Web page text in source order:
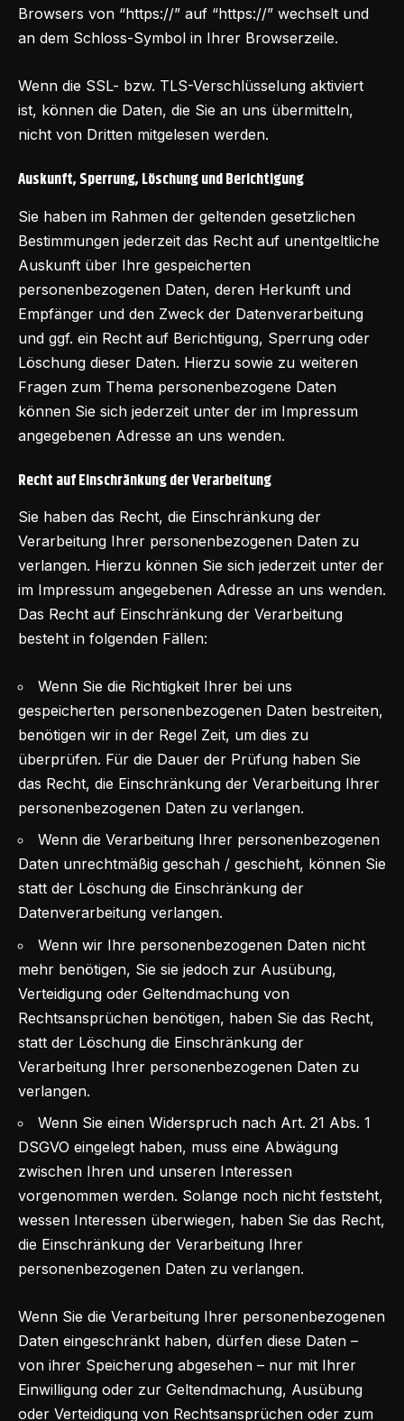
Browsers von “https://” auf “https://” wechselt und
an dem Schloss-Symbol in Ihrer Browserzeile.
Wenn die SSL- bzw. TLS-Verschlüsselung aktiviert
ist, können die Daten, die Sie an uns übermitteln,
nicht von Dritten mitgelesen werden.
Auskunft, Sperrung, Löschung und Berichtigung
Sie haben im Rahmen der geltenden gesetzlichen
Bestimmungen jederzeit das Recht auf unentgeltliche
Auskunft über Ihre gespeicherten
personenbezogenen Daten, deren Herkunft und
Empfänger und den Zweck der Datenverarbeitung
und ggf. ein Recht auf Berichtigung, Sperrung oder
Löschung dieser Daten. Hierzu sowie zu weiteren
Fragen zum Thema personenbezogene Daten
können Sie sich jederzeit unter der im Impressum
angegebenen Adresse an uns wenden.
Recht auf Einschränkung der Verarbeitung
Sie haben das Recht, die Einschränkung der
Verarbeitung Ihrer personenbezogenen Daten zu
verlangen. Hierzu können Sie sich jederzeit unter der
im Impressum angegebenen Adresse an uns wenden.
Das Recht auf Einschränkung der Verarbeitung
besteht in folgenden Fällen:
Wenn Sie die Richtigkeit Ihrer bei uns
gespeicherten personenbezogenen Daten bestreiten,
benötigen wir in der Regel Zeit, um dies zu
überprüfen. Für die Dauer der Prüfung haben Sie
das Recht, die Einschränkung der Verarbeitung Ihrer
personenbezogenen Daten zu verlangen.
Wenn die Verarbeitung Ihrer personenbezogenen
Daten unrechtmäßig geschah / geschieht, können Sie
statt der Löschung die Einschränkung der
Datenverarbeitung verlangen.
Wenn wir Ihre personenbezogenen Daten nicht
mehr benötigen, Sie sie jedoch zur Ausübung,
Verteidigung oder Geltendmachung von
Rechtsansprüchen benötigen, haben Sie das Recht,
statt der Löschung die Einschränkung der
Verarbeitung Ihrer personenbezogenen Daten zu
verlangen.
Wenn Sie einen Widerspruch nach Art. 21 Abs. 1
DSGVO eingelegt haben, muss eine Abwägung
zwischen Ihren und unseren Interessen
vorgenommen werden. Solange noch nicht feststeht,
wessen Interessen überwiegen, haben Sie das Recht,
die Einschränkung der Verarbeitung Ihrer
personenbezogenen Daten zu verlangen.
Wenn Sie die Verarbeitung Ihrer personenbezogenen
Daten eingeschränkt haben, dürfen diese Daten –
von ihrer Speicherung abgesehen – nur mit Ihrer
Einwilligung oder zur Geltendmachung, Ausübung
oder Verteidigung von Rechtsansprüchen oder zum